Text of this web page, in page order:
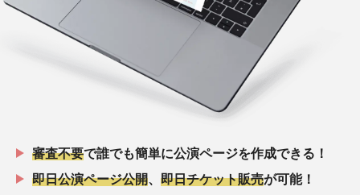
審査不要で誰でも簡単に公演ページを作成できる！
即日公演ページ公開
即日チケット販売が可能！